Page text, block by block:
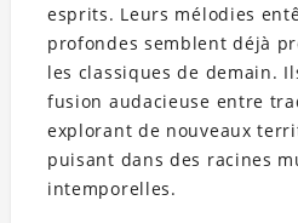
esprits. Leurs mélodies
profondes semblent déjà
les classiques de demain.
fusion audacieuse entre
explorant de nouveaux
puisant dans des racines
intemporelles.